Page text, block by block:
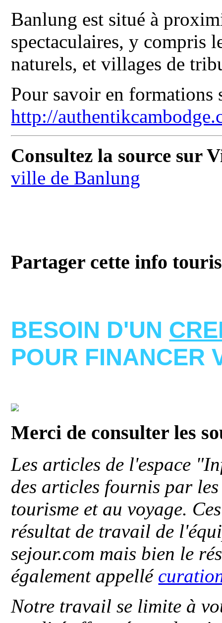
Banlung est situé à
spectaculaires, y compris
naturels, et villages de
Pour savoir en formations
http://
Consultez la source sur
ville de Banlung
Partager cette info
BESOIN D'UN
POUR FINANCER
Merci de consulter les
Les articles de l'espace
des articles fournis par
tourisme et au voyage.
résultat de travail de
sejour.com mais bien le
également appellé
Notre travail se limite à